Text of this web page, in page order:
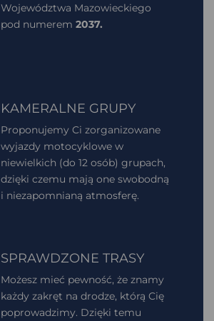
Województwa Mazowieckiego
pod numerem 2037.
KAMERALNE GRUPY
Proponujemy Ci zorganizowane
wyjazdy motocyklowe w
niewielkich (do 12 osób) grupach,
dzięki czemu mają one swobodną
i niezapomnianą atmosferę.
SPRAWDZONE TRASY
Możesz mieć pewność, że znamy
każdy zakręt na drodze, którą Cię
poprowadzimy. Dzięki temu